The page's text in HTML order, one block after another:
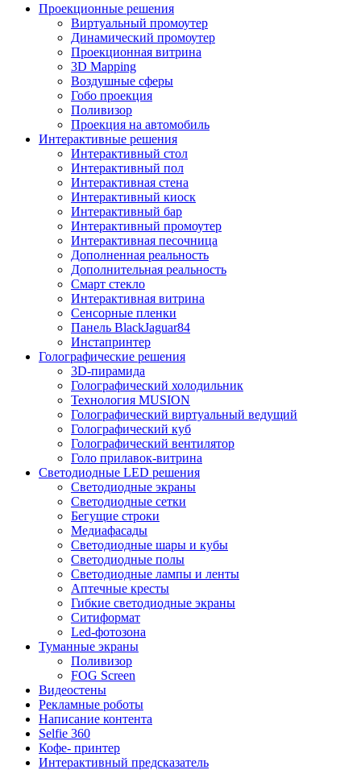
Проекционные решения
Виртуальный промоутер
Динамический промоутер
Проекционная витрина
3D Mapping
Воздушные сферы
Гобо проекция
Поливизор
Проекция на автомобиль
Интерактивные решения
Интерактивный стол
Интерактивный пол
Интерактивная стена
Интерактивный киоск
Интерактивный бар
Интерактивный промоутер
Интерактивная песочница
Дополненная реальность
Дополнительная реальность
Смарт стекло
Интерактивная витрина
Сенсорные пленки
Панель BlackJaguar84
Инстапринтер
Голографические решения
3D-пирамида
Голографический холодильник
Технология MUSION
Голографический виртуальный ведущий
Голографический куб
Голографический вентилятор
Голо прилавок-витрина
Светодиодные LED решения
Светодиодные экраны
Светодиодные сетки
Бегущие строки
Медиафасады
Светодиодные шары и кубы
Светодиодные полы
Светодиодные лампы и ленты
Аптечные кресты
Гибкие светодиодные экраны
Ситиформат
Led-фотозона
Туманные экраны
Поливизор
FOG Screen
Видеостены
Рекламные роботы
Написание контента
Selfie 360
Кофе- принтер
Интерактивный предсказатель